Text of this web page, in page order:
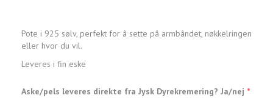
Pote i 925 sølv, perfekt for å sette på armbåndet, nøkkelringen
eller hvor du vil.
Leveres i fin eske
Aske/pels leveres direkte fra Jysk Dyrekremering? Ja/nej